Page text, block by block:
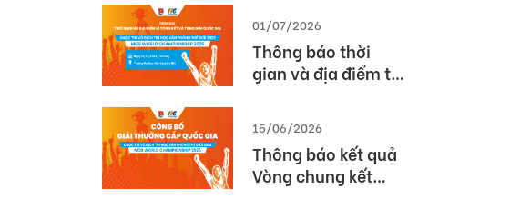
Partner Summit –
GPS) 2026
01/07/2026
Thông báo thời
gian và địa điểm tổ
Cuộc thi MOS World
Championship
2026
15/06/2026
Thông báo kết quả
Vòng chung kết